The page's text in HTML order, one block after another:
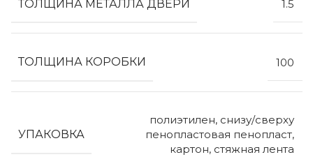
ТОЛЩИНА МЕТАЛЛА ДВЕРИ 1.5
ТОЛЩИНА КОРОБКИ 100
УПАКОВКА
полиэтилен, снизу/сверху
пенопластовая пенопласт,
картон, стяжная лента